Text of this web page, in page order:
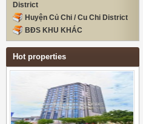
District
Huyện Củ Chi / Cu Chi District
BĐS KHU KHÁC
Hot properties